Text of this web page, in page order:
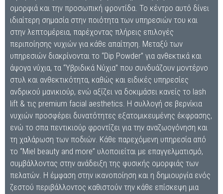
ομορφιά και την προσωπική φροντίδα. Το κέντρο αυτό δίνει
ιδιαίτερη σημασία στην ποιότητα των υπηρεσιών του και
στην λεπτομέρεια, παρέχοντας πλήρεις επιλογές
περιποίησης νυχιών για κάθε απαίτηση. Μεταξύ των
υπηρεσιών διακρίνονται το “Dip Powder” για ανθεκτικά και
άψογα νύχια, τα “Υβριδικά Νύχια” που συνδυάζουν μοντέρνο
στυλ και ανθεκτικότητα, καθώς και ειδικές υπηρεσίες
ανδρικού μανικιούρ, ενώ αξίζει να δοκιμάσει κανείς το lash
lift & τις premium facial aesthetics. Η συλλογή σε βερνίκια
νυχιών προσφέρει δυνατότητες εξατομικευμένης έκφρασης,
ενώ το σπα πεντικιούρ φροντίζει για την αναζωογόνηση και
τη χαλάρωση των ποδιών. Κάθε παρεχόμενη υπηρεσία από
το “Miel beauty and more” υλοποιείται με επαγγελματισμό,
συμβάλλοντας στην ανάδειξη της φυσικής ομορφιάς των
πελατών. Η έμφαση στην ικανοποίηση και η δημιουργία ενός
ζεστού περιβάλλοντος καθιστούν την κάθε επίσκεψη μια